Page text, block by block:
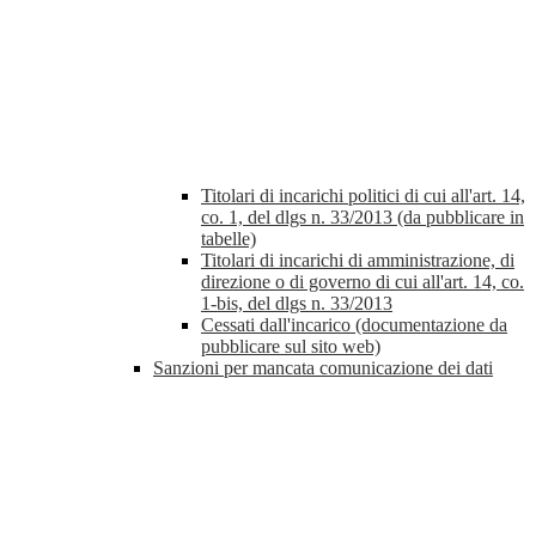
Titolari di incarichi politici di cui all'art. 14,
co. 1, del dlgs n. 33/2013 (da pubblicare in
tabelle)
Titolari di incarichi di amministrazione, di
direzione o di governo di cui all'art. 14, co.
1-bis, del dlgs n. 33/2013
Cessati dall'incarico (documentazione da
pubblicare sul sito web)
Sanzioni per mancata comunicazione dei dati